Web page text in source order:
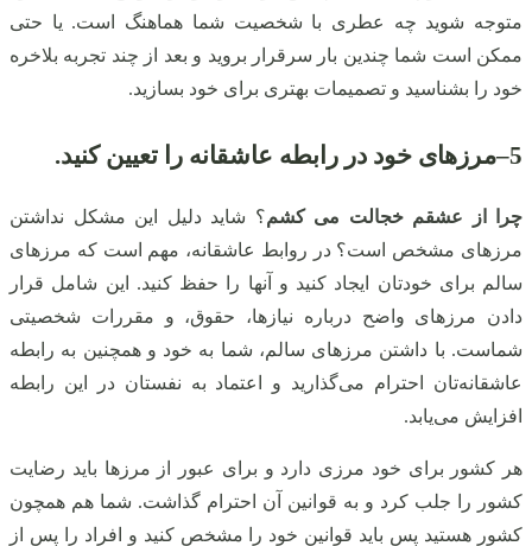
متوجه شوید چه عطری با شخصیت شما هماهنگ است. یا حتی
ممکن است شما چندین بار سرقرار بروید و بعد از چند تجربه بلاخره
خود را بشناسید و تصمیمات بهتری برای خود بسازید.
5
–مرزهای خود در رابطه عاشقانه را تعیین کنید.
چرا از عشقم خجالت می کشم؟ شاید دلیل این مشکل نداشتن
مرزهای مشخص است؟ در روابط عاشقانه، مهم است که مرزهای
سالم برای خودتان ایجاد کنید و آنها را حفظ کنید. این شامل قرار
دادن مرزهای واضح درباره نیازها، حقوق، و مقررات شخصیتی
شماست. با داشتن مرزهای سالم، شما به خود و همچنین به رابطه
عاشقانه‌تان احترام می‌گذارید و اعتماد به نفستان در این رابطه
افزایش می‌یابد.
هر کشور برای خود مرزی دارد و برای عبور از مرزها باید رضایت
کشور را جلب کرد و به قوانین آن احترام گذاشت. شما هم همچون
کشور هستید پس باید قوانین خود را مشخص کنید و افراد را پس از